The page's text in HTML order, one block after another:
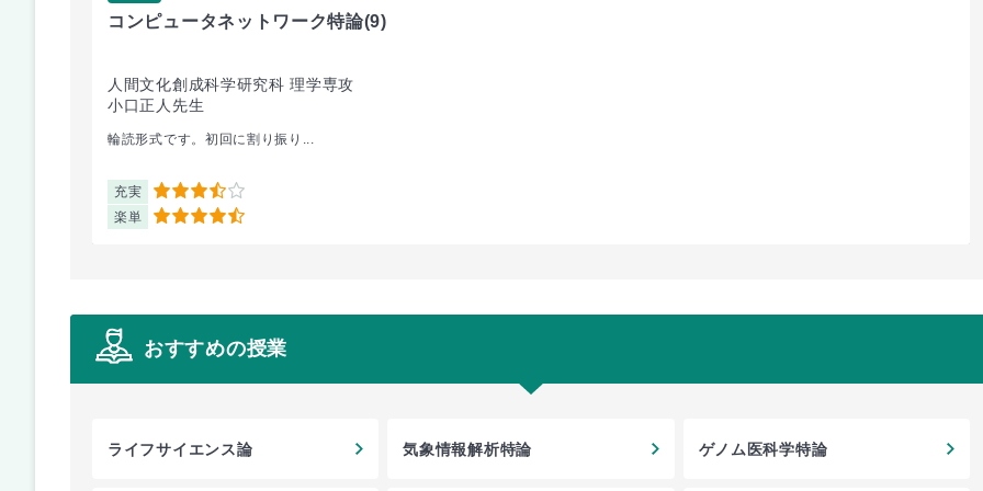
コンピュータネットワーク特論(9)
人間文化創成科学研究科 理学専攻
小口正人先生
輪読形式です。初回に割り振り...
充実 3.5
楽単 4.5
おすすめの授業
ライフサイエンス論 気象情報解析特論 ゲノム医科学特論